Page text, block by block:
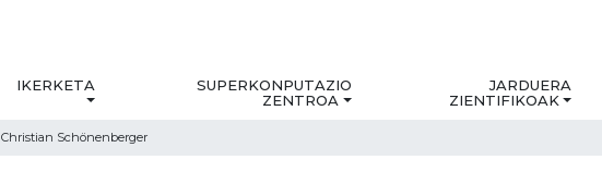
IKERKETA
SUPERKONPUTAZIO
ZENTROA
JARDUERA
ZIENTIFIKOAK
Christian Schönenberger